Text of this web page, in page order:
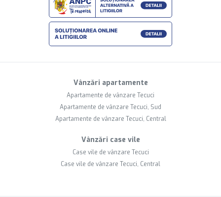
Vânzări apartamente
Apartamente de vânzare Tecuci
Apartamente de vânzare Tecuci, Sud
Apartamente de vânzare Tecuci, Central
Vânzări case vile
Case vile de vânzare Tecuci
Case vile de vânzare Tecuci, Central